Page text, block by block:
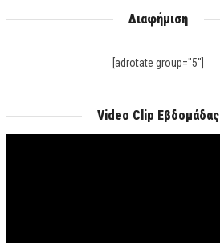
Διαφήμιση
[adrotate group="5"]
Video Clip Εβδομάδας